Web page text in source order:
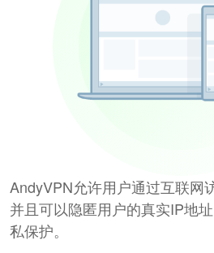
AndyVPN允许用户通过互联网
并且可以隐匿用户的真实IP地
私保护。